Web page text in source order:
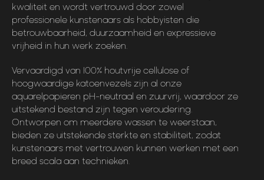
kwaliteit en wordt vertrouwd door zowel
professionele kunstenaars als hobbyisten die
betrouwbaarheid, duurzaamheid en expressieve
vrijheid in hun werk zoeken.
Vervaardigd van 100% houtvrije cellulose of
hoogwaardige katoenvezels zijn al onze
aquarelpapieren pH-neutraal en zuurvrij, waardoor ze
uitstekend bestand zijn tegen veroudering.
Ontworpen om meerdere wassen te weerstaan,
bieden ze uitstekende sterkte en stabiliteit, zodat
kunstenaars met vertrouwen kunnen werken met een
breed scala aan technieken.